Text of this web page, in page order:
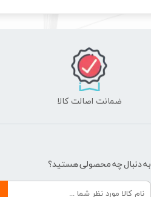
ضمانت اصالت کالا
به دنبال چه محصولی هستید؟